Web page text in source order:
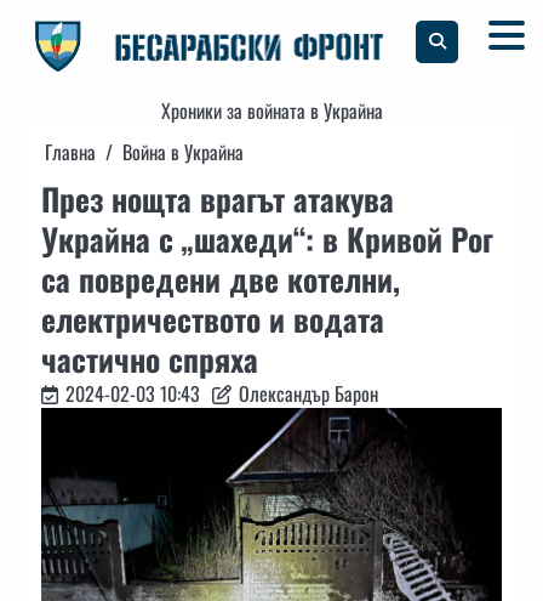
content
Хроники за войната в Украйна
Главна
Война в Украйна
През нощта врагът атакува
Украйна с „шахеди“: в Кривой Рог
са повредени две котелни,
електричеството и водата
частично спряха
2024-02-03 10:43 Олександър Барон